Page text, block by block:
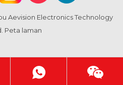
Aevision Electronics Technology
Peta laman